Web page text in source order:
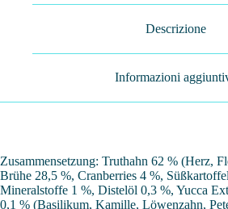
Descrizione
Informazioni
Zusammensetzung: Truthahn 62 % (Herz,
Brühe 28,5 %, Cranberries 4 %,
Mineralstoffe 1 %, Distelöl 0,3 %, Yucca
0,1 % (Basilikum, Kamille, Löwenzahn,